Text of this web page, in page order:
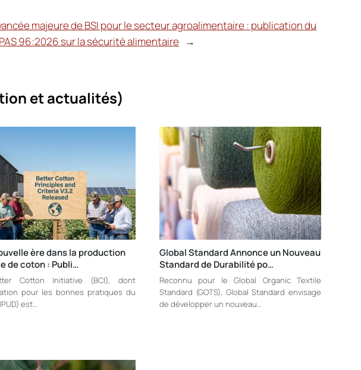
majeure de BSI pour le secteur agroalimentaire : publication du
96:2026 sur la sécurité alimentaire
→
et actualités)
ère dans la production
de coton : Publi…
Cotton Initiative (BCI), dont
pour les bonnes pratiques du
est…
Global Standard Annonce un Nouveau
Standard de Durabilité po…
Reconnu pour le Global Organic Textile
Standard (GOTS), Global Standard envisage
de développer un nouveau…